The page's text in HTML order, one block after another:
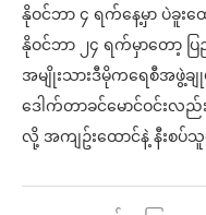
နိုဝင်ဘာ ၄ ရက်နေ့မှာ ပဲခူးထ
နိုဝင်ဘာ ၂၄ ရက်မှာတော့ ပ
အမျိုးသားဒီမိုကရေစီအဖွဲ့ခ
ဒေါက်တာခင်မောင်ဝင်းလ
လို့ အကျဥ်းထောင်နဲ့ နီးစ